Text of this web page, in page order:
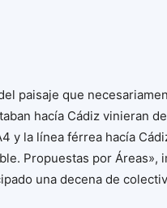
paisaje que
hacía Cádiz vinieran
y la línea férrea hacía
Propuestas por Áreas»,
una decena de